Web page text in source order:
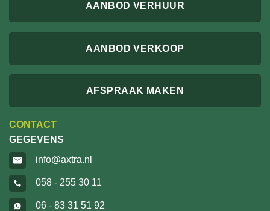
AANBOD VERHUUR
AANBOD VERKOOP
AFSPRAAK MAKEN
CONTACT
GEGEVENS
info@axtra.nl
058 - 255 30 11
06 - 83 31 51 92